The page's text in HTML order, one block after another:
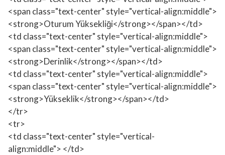
<span class="text-center" style="vertical-align:middle">
<strong>Oturum Yüksekliği</strong></span></td>
<td class="text-center" style="vertical-align:middle">
<span class="text-center" style="vertical-align:middle">
<strong>Derinlik</strong></span></td>
<td class="text-center" style="vertical-align:middle">
<span class="text-center" style="vertical-align:middle">
<strong>Yükseklik</strong></span></td>
</tr>
<tr>
<td class="text-center" style="vertical-
align:middle"> </td>